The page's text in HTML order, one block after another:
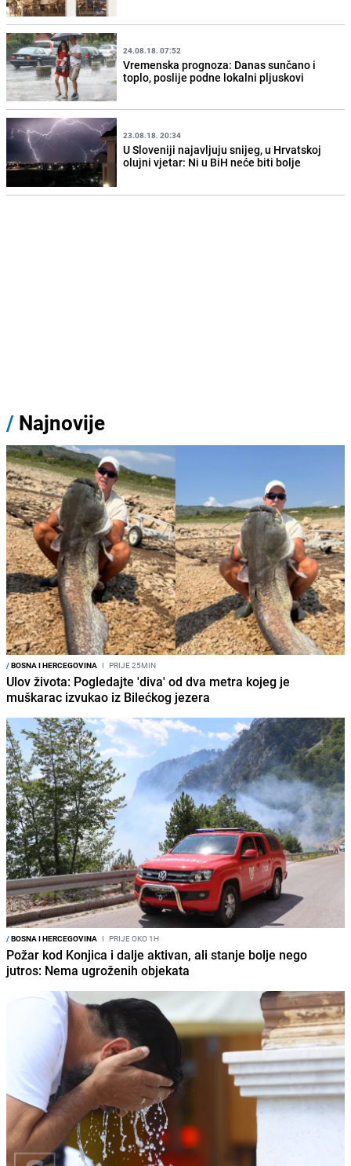
24.08.18. 07:52
Vremenska prognoza: Danas sunčano i
toplo, poslije podne lokalni pljuskovi
23.08.18. 20:34
U Sloveniji najavljuju snijeg, u Hrvatskoj
olujni vjetar: Ni u BiH neće biti bolje
/ Najnovije
/BOSNA I HERCEGOVINA I PRIJE 25MIN
Ulov života: Pogledajte 'diva' od dva metra kojeg je
muškarac izvukao iz Bilećkog jezera
/BOSNA I HERCEGOVINA I PRIJE OKO 1H
Požar kod Konjica i dalje aktivan, ali stanje bolje nego
jutros: Nema ugroženih objekata